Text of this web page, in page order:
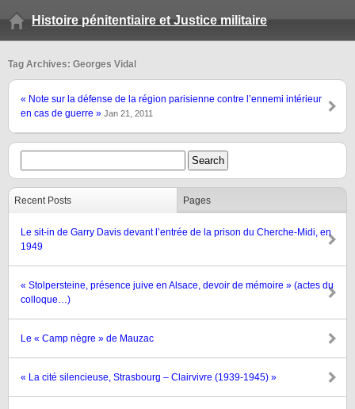
Histoire pénitentiaire et Justice militaire
Tag Archives: Georges Vidal
« Note sur la défense de la région parisienne contre l’ennemi intérieur
en cas de guerre » Jan 21, 2011
Recent Posts Pages
Le sit-in de Garry Davis devant l’entrée de la prison du Cherche-Midi, en
1949
« Stolpersteine, présence juive en Alsace, devoir de mémoire » (actes du
colloque…)
Le « Camp nègre » de Mauzac
« La cité silencieuse, Strasbourg – Clairvivre (1939-1945) »